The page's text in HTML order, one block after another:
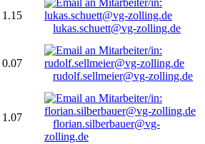
1.15
lukas.schuett@vg-zolling.de
0.07
rudolf.sellmeier@vg-zolling.de
1.07
florian.silberbauer@vg-
zolling.de